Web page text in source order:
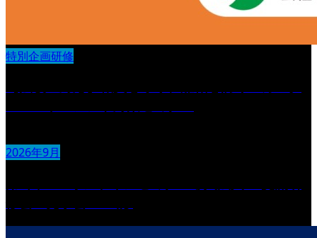
特別企画研修
2026年9月